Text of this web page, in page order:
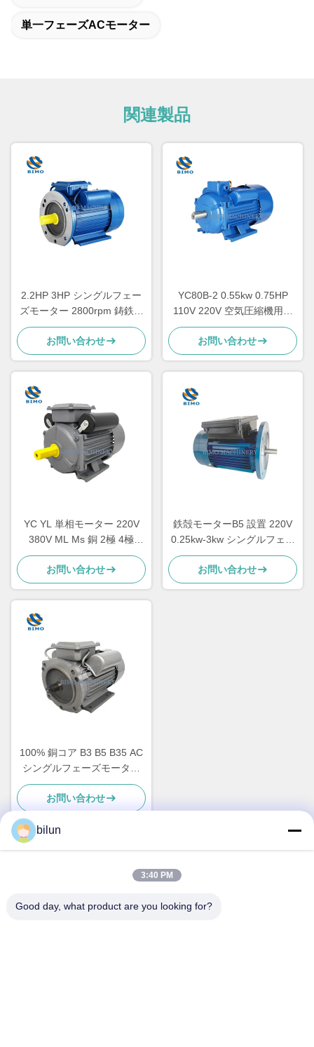
単一フェーズACモーター
関連製品
2.2HP 3HP シングルフェー
ズモーター 2800rpm 鋳鉄キ
ャッシングコンデンサター
スタートモーター CSR
お問い合わせ
YC80B-2 0.55kw 0.75HP
110V 220V 空気圧縮機用単
相電機
お問い合わせ
YC YL 単相モーター 220V
380V ML Ms 銅 2極 4極
2.2kw 1.5kw 1.1kw 0.75kw
3kw
お問い合わせ
鉄殻モーターB5 設置 220V
0.25kw-3kw シングルフェー
ズアシンクロンモーター
お問い合わせ
100% 銅コア B3 B5 B35 AC
シングルフェーズモーター
鉄殻モーター インダクショ
ンモーター
お問い合わせ
住所
bilun
3:40 PM
Good day, what product are you looking for?